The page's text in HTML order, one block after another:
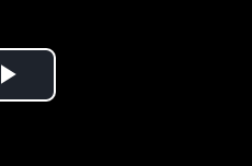
Play Video